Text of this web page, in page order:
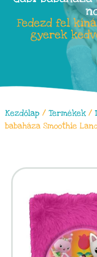
Fedezd fel
gyerek
Kezdőlap / Termékek /
babaháza Smoothie